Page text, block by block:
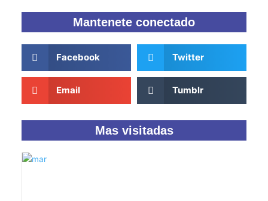
Mantenete conectado
Facebook Twitter
Email Tumblr
Mas visitadas